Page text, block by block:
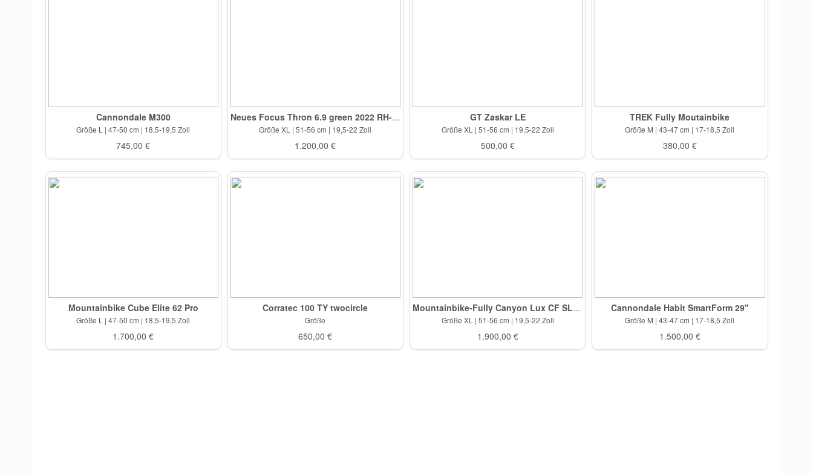
Cannondale M300
Größe L | 47-50 cm | 18,5-19,5 Zoll
745,00 €
Neues Focus Thron 6.9 green 2022 RH-XL
Größe XL | 51-56 cm | 19,5-22 Zoll
1.200,00 €
GT Zaskar LE
Größe XL | 51-56 cm | 19,5-22 Zoll
500,00 €
TREK Fully Moutainbike
Größe M | 43-47 cm | 17-18,5 Zoll
380,00 €
Mountainbike Cube Elite 62 Pro
Größe L | 47-50 cm | 18,5-19,5 Zoll
1.700,00 €
Corratec 100 TY twocircle
Größe
650,00 €
Mountainbike-Fully Canyon Lux CF SLX 9.0 Size: XL Farbe: schwarz
Größe XL | 51-56 cm | 19,5-22 Zoll
1.900,00 €
Cannondale Habit SmartForm 29"
Größe M | 43-47 cm | 17-18,5 Zoll
1.500,00 €